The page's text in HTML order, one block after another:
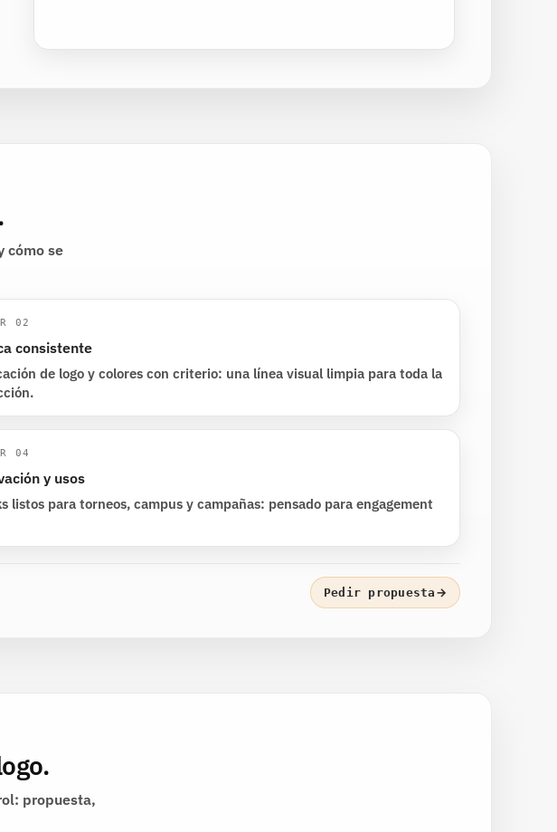
cómo se
02
consistente
de logo y colores con criterio: una línea visual limpia para toda la
04
y usos
listos para torneos, campus y campañas: pensado para engagement
Pedir propuesta →
propuesta,